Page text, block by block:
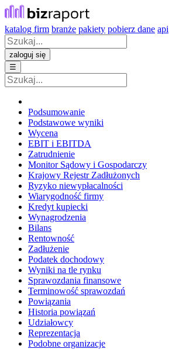
katalog firm branże pakiety pobierz dane api
zaloguj się
☰
Podsumowanie
Podstawowe wyniki
Wycena
EBIT i EBITDA
Zatrudnienie
Monitor Sądowy i Gospodarczy
Krajowy Rejestr Zadłużonych
Ryzyko niewypłacalności
Wiarygodność firmy
Kredyt kupiecki
Wynagrodzenia
Bilans
Rentowność
Zadłużenie
Podatek dochodowy
Wyniki na tle rynku
Sprawozdania finansowe
Terminowość sprawozdań
Powiązania
Historia powiązań
Udziałowcy
Reprezentacja
Podobne organizacje